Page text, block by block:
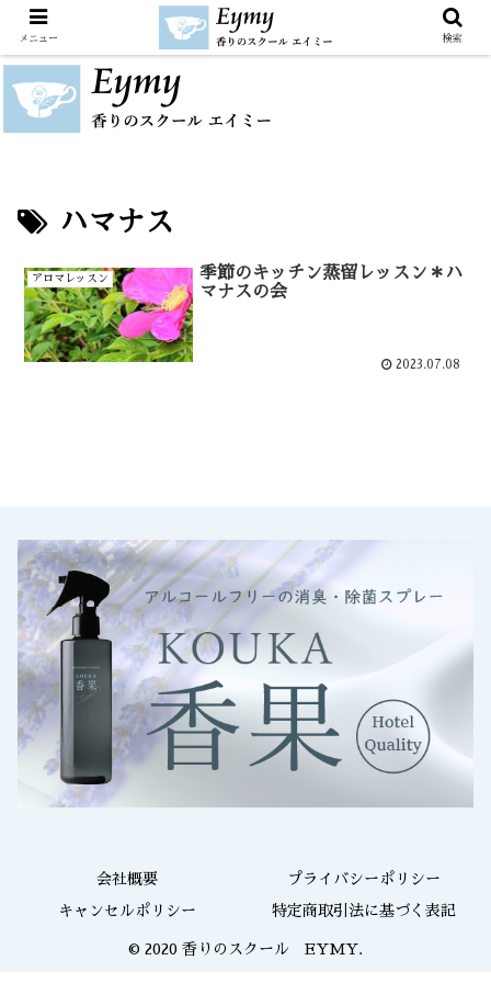
ハマナス
アロマレッスン
季節のキッチン蒸留レッスン＊ハ
マナスの会
2023.07.08
会社概要 プライバシーポリシー
キャンセルポリシー 特定商取引法に基づく表記
© 2020 香りのスクール EYMY.
メニュー 検索